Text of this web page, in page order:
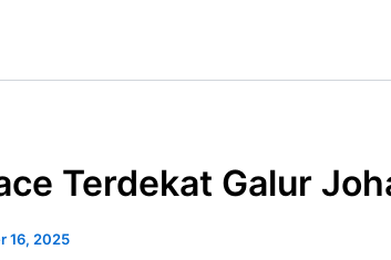
Terdekat Galur
16, 2025